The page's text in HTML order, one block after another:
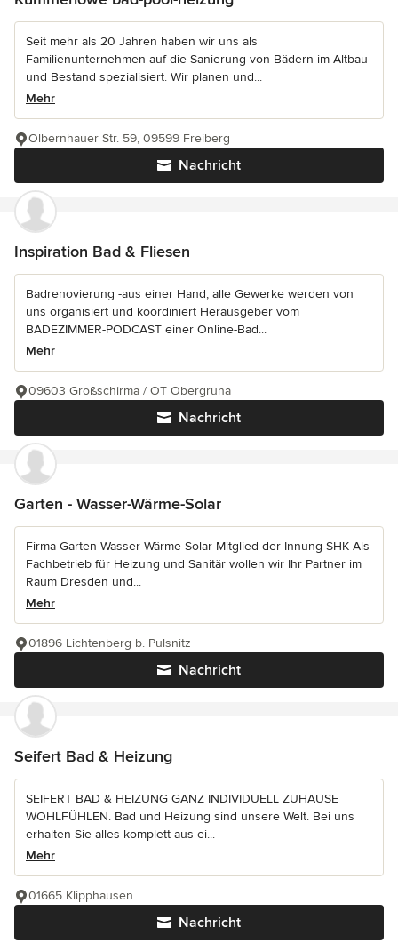
Seit mehr als 20 Jahren haben wir uns als
Familienunternehmen auf die Sanierung von Bädern im Altbau
und Bestand spezialisiert. Wir planen und...
Mehr
Nachricht
Olbernhauer Str. 59, 09599 Freiberg
Inspiration Bad & Fliesen
Badrenovierung -aus einer Hand, alle Gewerke werden von
uns organisiert und koordiniert Herausgeber vom
BADEZIMMER-PODCAST einer Online-Bad...
Mehr
Nachricht
09603 Großschirma / OT Obergruna
Garten - Wasser-Wärme-Solar
Firma Garten Wasser-Wärme-Solar Mitglied der Innung SHK Als
Fachbetrieb für Heizung und Sanitär wollen wir Ihr Partner im
Raum Dresden und...
Mehr
Nachricht
01896 Lichtenberg b. Pulsnitz
Seifert Bad & Heizung
SEIFERT BAD & HEIZUNG GANZ INDIVIDUELL ZUHAUSE
WOHLFÜHLEN. Bad und Heizung sind unsere Welt. Bei uns
erhalten Sie alles komplett aus ei...
Mehr
Nachricht
01665 Klipphausen